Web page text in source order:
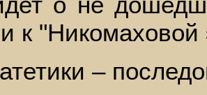
к "Никомаховой
–